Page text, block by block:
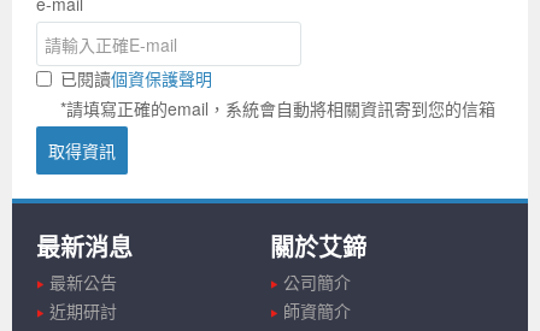
已閱讀個資保護聲明
*請填寫正確的email，系統會自動將相關資訊寄到您的信箱
取得資訊
最新消息
最新公告
近期研討
關於艾鍗
公司簡介
師資簡介